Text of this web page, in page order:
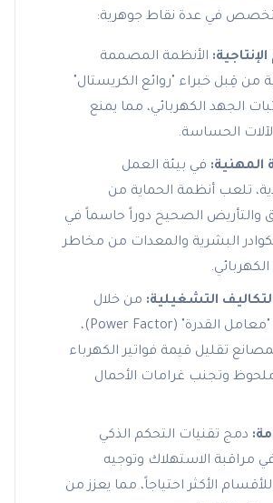
في عدة نقاط جوهرية:
الأنظمة المصممة
من قِبل خبراء "روائع الكريستال"
الجهد الكهربائي، مما يمنع
الحساسة.
المهنية: في بيئة العمل
تلعب أنظمة الحماية من
والتأريض الصحيح دوراً حاسماً في
البشرية والمعدات من مخاطر
التشغيلية: من خلال
تحسين "معامل القدرة" (Power Factor)،
تقليل قيمة فواتير الكهرباء
وتجنب غرامات الأحمال
دمج تقنيات التحكم الذكي
مراقبة الاستهلاك وتوجيه
الأكثر احتياجاً، مما يعزز من